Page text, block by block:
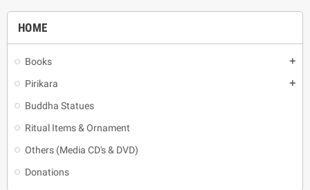
HOME
Books add
Pirikara add
Buddha Statues
Ritual Items & Ornament
Others (Media CD's & DVD)
Donations